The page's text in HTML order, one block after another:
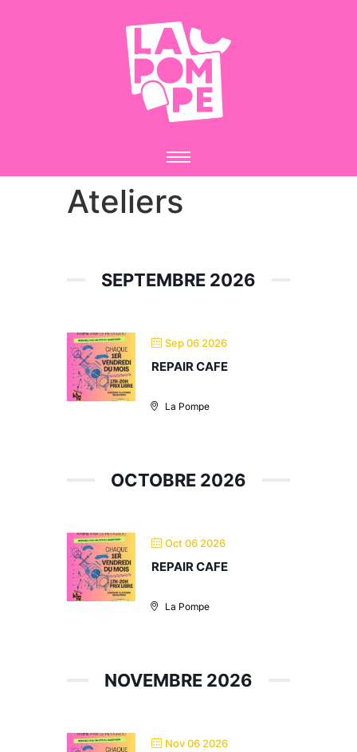
Ateliers
SEPTEMBRE 2026
Sep 06 2026
REPAIR CAFE
La Pompe
OCTOBRE 2026
Oct 06 2026
REPAIR CAFE
La Pompe
NOVEMBRE 2026
Nov 06 2026